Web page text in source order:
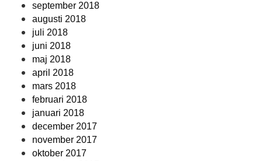
september 2018
augusti 2018
juli 2018
juni 2018
maj 2018
april 2018
mars 2018
februari 2018
januari 2018
december 2017
november 2017
oktober 2017